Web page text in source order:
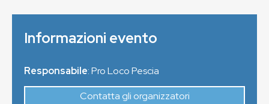
Informazioni evento
Responsabile: Pro Loco Pescia
Contatta gli organizzatori